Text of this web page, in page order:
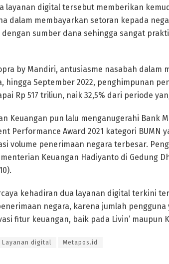
layanan digital tersebut memberikan
dalam membayarkan setoran kepada
sumber dana sehingga sangat
by Mandiri, antusiasme nasabah
hingga September 2022, penghimpunan
Rp 517 triliun, naik 32,5% dari periode
Keuangan pun lalu menganugerahi Bank
Performance Award 2021 kategori BUMN
volume penerimaan negara terbesar.
Keuangan Hadiyanto di Gedung
kehadiran dua layanan digital terkini
negara, karena jumlah
fitur keuangan, baik pada Livin’ maupun
Layanan digital Metapos.id